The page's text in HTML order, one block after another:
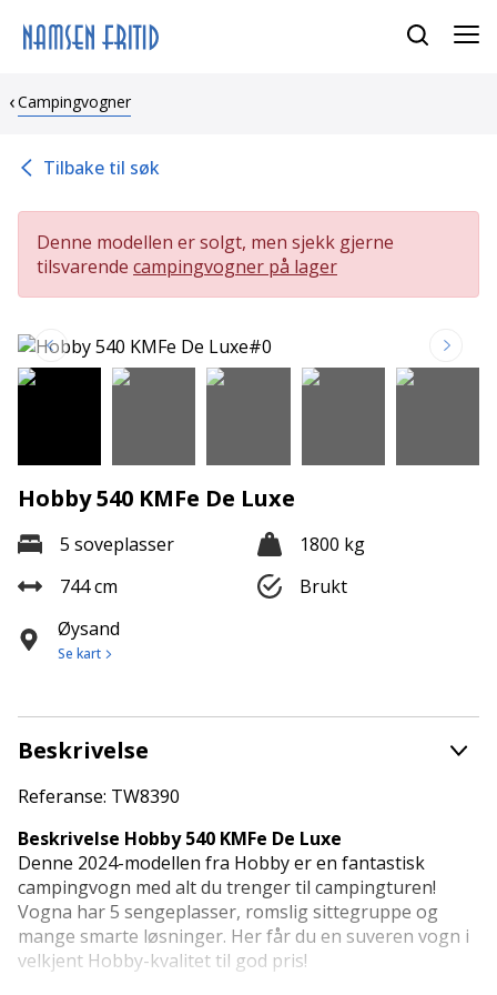
Campingvogner
Tilbake til søk
Denne modellen er solgt, men sjekk gjerne
tilsvarende campingvogner på lager
Hobby 540 KMFe De Luxe
5 soveplasser
1800 kg
744 cm
Brukt
Øysand
Se kart
Beskrivelse
Referanse: TW8390
Beskrivelse Hobby 540 KMFe De Luxe
Denne 2024-modellen fra Hobby er en fantastisk
campingvogn med alt du trenger til campingturen!
Vogna har 5 sengeplasser, romslig sittegruppe og
mange smarte løsninger. Her får du en suveren vogn i
velkjent Hobby-kvalitet til god pris!